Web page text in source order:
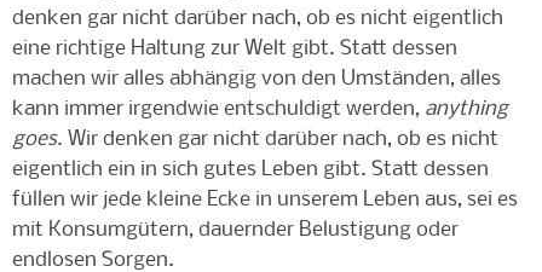
denken gar nicht darüber nach, ob es nicht eigentlich
eine richtige Haltung zur Welt gibt. Statt dessen
machen wir alles abhängig von den Umständen, alles
kann immer irgendwie entschuldigt werden, anything
goes. Wir denken gar nicht darüber nach, ob es nicht
eigentlich ein in sich gutes Leben gibt. Statt dessen
füllen wir jede kleine Ecke in unserem Leben aus, sei es
mit Konsumgütern, dauernder Belustigung oder
endlosen Sorgen.